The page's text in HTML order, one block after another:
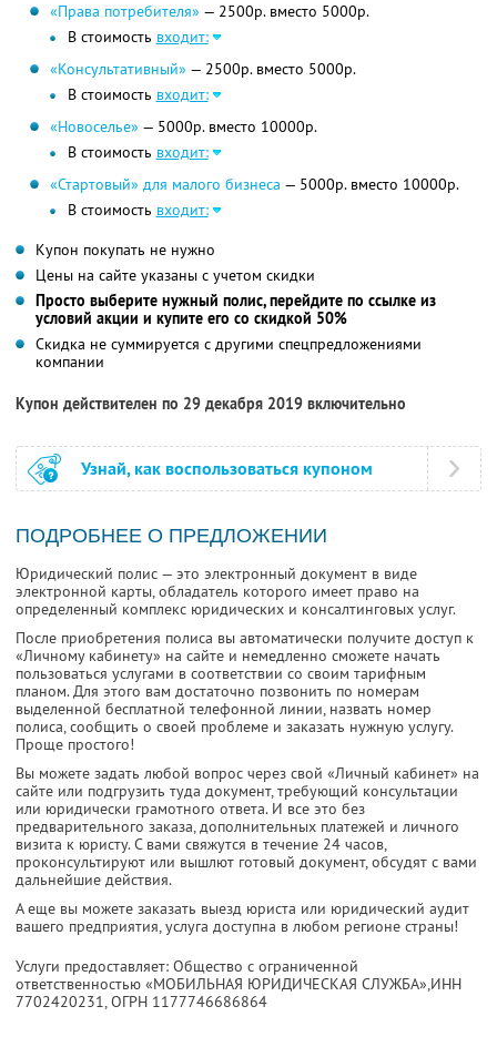
«Права потребителя» — 2500р. вместо 5000р.
В стоимость входит:
«Консультативный» — 2500р. вместо 5000р.
В стоимость входит:
«Новоселье» — 5000р. вместо 10000р.
В стоимость входит:
«Стартовый» для малого бизнеса — 5000р. вместо 10000р.
В стоимость входит:
Купон покупать не нужно
Цены на сайте указаны с учетом скидки
Просто выберите нужный полис, перейдите по ссылке из
условий акции и купите его со скидкой 50%
Скидка не суммируется с другими спецпредложениями
компании
Купон действителен по 29 декабря 2019 включительно
Узнай, как воспользоваться купоном
ПОДРОБНЕЕ О ПРЕДЛОЖЕНИИ
Юридический полис — это электронный документ в виде
электронной карты, обладатель которого имеет право на
определенный комплекс юридических и консалтинговых услуг.
После приобретения полиса вы автоматически получите доступ к
«Личному кабинету» на сайте и немедленно сможете начать
пользоваться услугами в соответствии со своим тарифным
планом. Для этого вам достаточно позвонить по номерам
выделенной бесплатной телефонной линии, назвать номер
полиса, сообщить о своей проблеме и заказать нужную услугу.
Проще простого!
Вы можете задать любой вопрос через свой «Личный кабинет» на
сайте или подгрузить туда документ, требующий консультации
или юридически грамотного ответа. И все это без
предварительного заказа, дополнительных платежей и личного
визита к юристу. С вами свяжутся в течение 24 часов,
проконсультируют или вышлют готовый документ, обсудят с вами
дальнейшие действия.
А еще вы можете заказать выезд юриста или юридический аудит
вашего предприятия, услуга доступна в любом регионе страны!
Услуги предоставляет: Общество с ограниченной
ответственностью «МОБИЛЬНАЯ ЮРИДИЧЕСКАЯ СЛУЖБА»,ИНН
7702420231, ОГРН 1177746686864